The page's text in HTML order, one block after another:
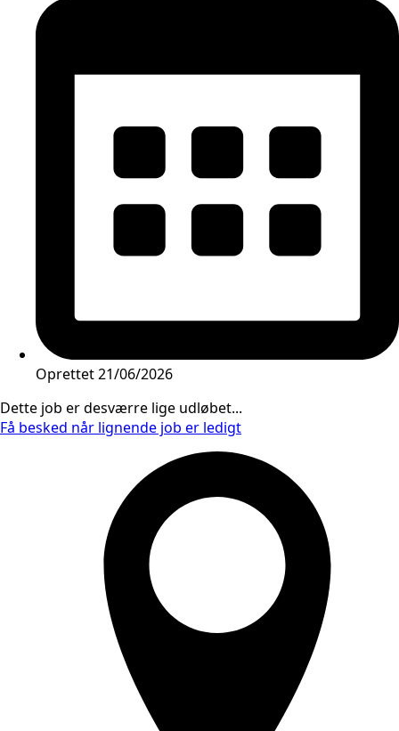
Oprettet21/06/2026
Dette job er desværre lige udløbet...
Få besked når lignende job er ledigt